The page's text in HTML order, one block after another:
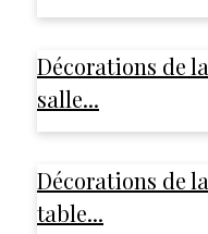
Décorations de la
salle...
Décorations de la
table...